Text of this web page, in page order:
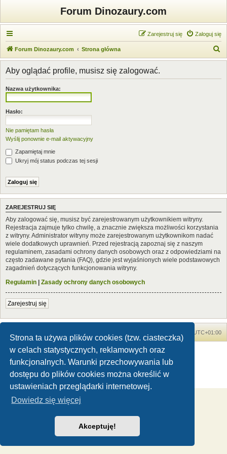
Strona ta używa plików cookies (tzw. ciasteczka)
w celach statystycznych, reklamowych oraz
funkcjonalnych. Warunki przechowywania lub
dostępu do plików cookies można określić w
ustawieniach przeglądarki internetowej.
Dowiedz się więcej
Akceptuję!
Forum Dinozaury.com
Zaloguj się
Zarejestruj się
Forum Dinozaury.com Strona główna
z
Aby oglądać profile, musisz się zalogować.
Nazwa użytkownika:
Hasło:
Nie pamiętam hasła
Wyślij ponownie e-mail aktywacyjny
Zapamiętaj mnie
Ukryj mój status podczas tej sesji
ZAREJESTRUJ SIĘ
Aby zalogować się, musisz być zarejestrowanym użytkownikiem witryny.
Rejestracja zajmuje tylko chwilę, a znacznie zwiększa możliwości korzystania
z witryny. Administrator witryny może zarejestrowanym użytkownikom nadać
wiele dodatkowych uprawnień. Przed rejestracją zapoznaj się z naszym
regulaminem, zasadami ochrony danych osobowych oraz z odpowiedziami na
często zadawane pytania (FAQ), gdzie jest wyjaśnionych wiele podstawowych
zagadnień dotyczących funkcjonowania witryny.
Regulamin | Zasady ochrony danych osobowych
Zarejestruj się
UTC+01:00
Dinozaury.com© 2006-2020
Technologię dostarczaphpBB® Forum Software © phpBB Limited
Zasady ochrony danych osobowych|Regulamin